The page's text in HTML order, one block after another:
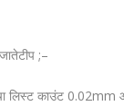
;–
लिस्ट काउंट